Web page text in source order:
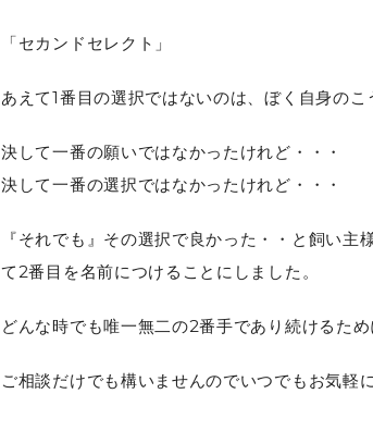
「セカンドセレクト」
あえて1番目の選択ではないのは、ぼく自身のこ
決して一番の願いではなかったけれど・・・
決して一番の選択ではなかったけれど・・・
『それでも』その選択で良かった・・と飼い
て2番目を名前につけることにしました。
どんな時でも唯一無二の2番手であり続けるため
ご相談だけでも構いませんのでいつでもお気軽